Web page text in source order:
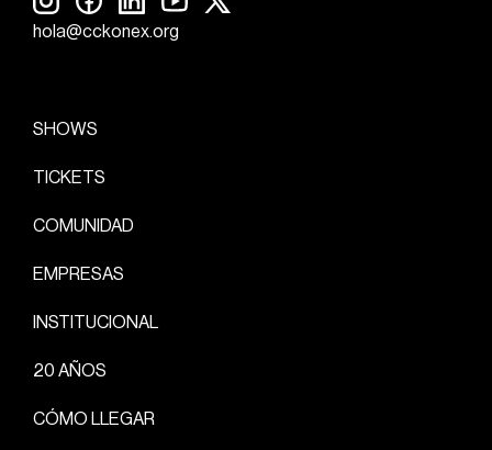
hola@cckonex.org
SHOWS
TICKETS
COMUNIDAD
EMPRESAS
INSTITUCIONAL
20 AÑOS
CÓMO LLEGAR